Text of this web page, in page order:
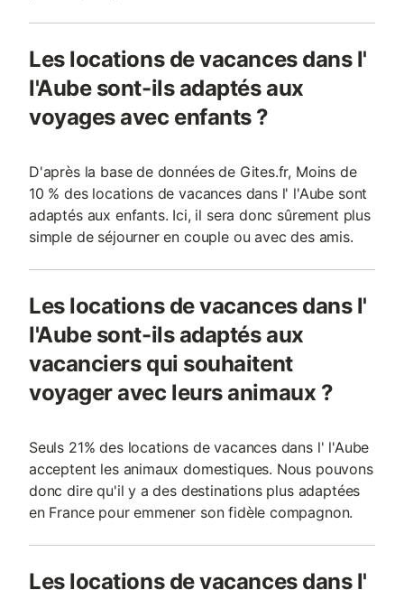
Les locations de vacances dans l'
l'Aube sont-ils adaptés aux
voyages avec enfants ?
D'après la base de données de Gites.fr, Moins de
10 % des locations de vacances dans l' l'Aube sont
adaptés aux enfants. Ici, il sera donc sûrement plus
simple de séjourner en couple ou avec des amis.
Les locations de vacances dans l'
l'Aube sont-ils adaptés aux
vacanciers qui souhaitent
voyager avec leurs animaux ?
Seuls 21% des locations de vacances dans l' l'Aube
acceptent les animaux domestiques. Nous pouvons
donc dire qu'il y a des destinations plus adaptées
en France pour emmener son fidèle compagnon.
Les locations de vacances dans l'